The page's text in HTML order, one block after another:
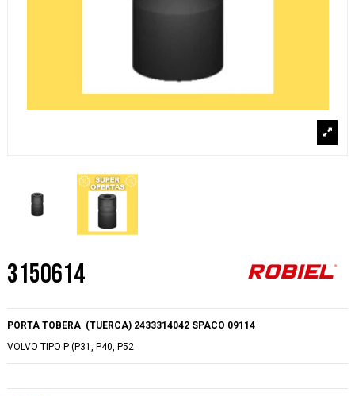
3150614
PORTA TOBERA (TUERCA) 2433314042 SPACO 09114
VOLVO TIPO P (P31, P40, P52